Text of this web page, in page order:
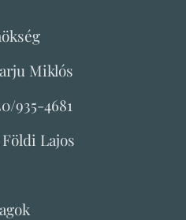
Miklós
935-4681
Lajos